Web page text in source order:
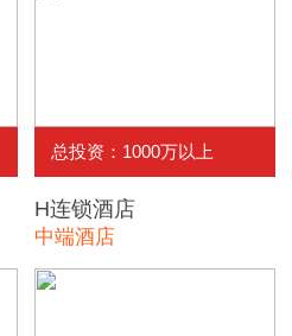
总投资：1000万以上
H连锁酒店
中端酒店